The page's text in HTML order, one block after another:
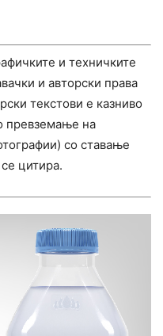
и техничките
и авторски права
текстови е казниво
превземање на
со ставање
цитира.